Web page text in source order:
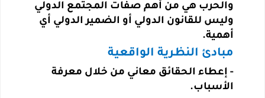
والحرب هي من أهم صفات المجتمع الدولي
وليس للقانون الدولي أو الضمير الدولي أي
أهمية.
مبادئ النظرية الواقعية
- إعطاء الحقائق معاني من خلال معرفة
الأسباب.